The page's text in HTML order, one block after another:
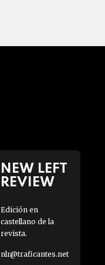
NEW LEFT
REVIEW
Edición en
castellano de la
revista.
nlr@traficantes.net